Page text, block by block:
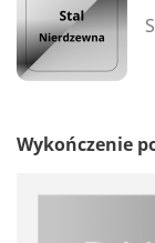
Wykończenie